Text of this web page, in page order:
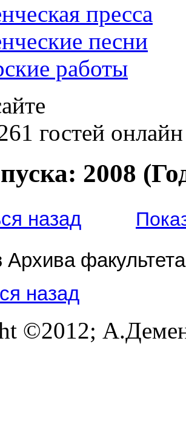
пресса
песни
работы
гостей онлайн
2008
назад
Архива факультета
назад
©2012;